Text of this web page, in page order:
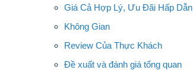
Giá Cả Hợp Lý, Ưu Đãi Hấp Dẫn
Không Gian
Review Của Thực Khách
Đề xuất và đánh giá tổng quan